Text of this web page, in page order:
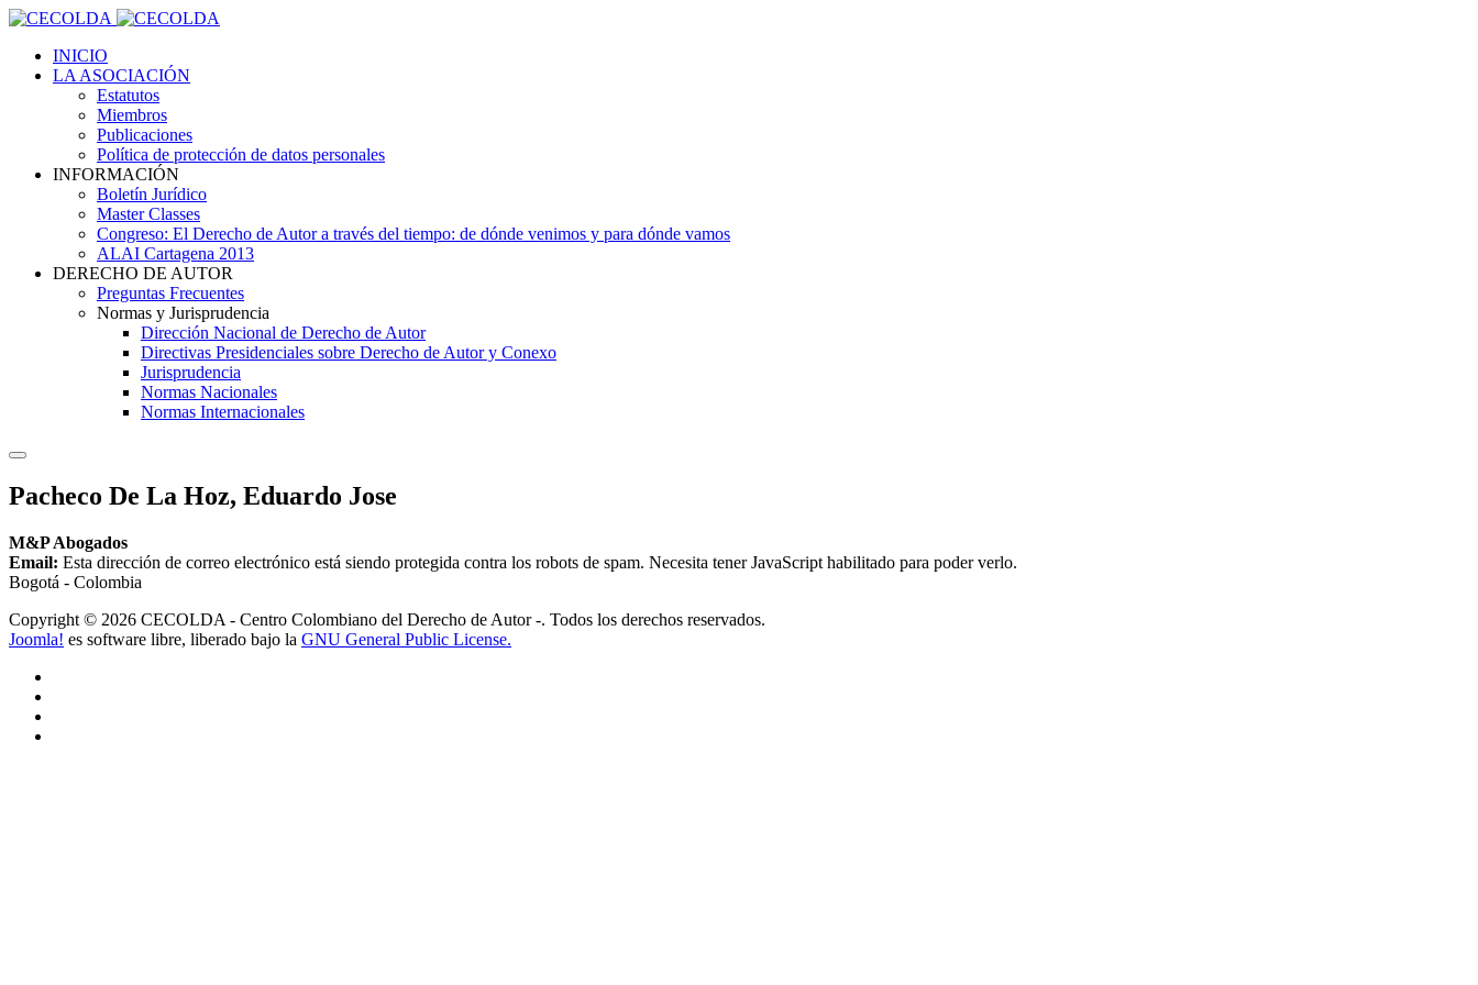
INICIO
LA ASOCIACIÓN
Estatutos
Miembros
Publicaciones
Política de protección de datos personales
INFORMACIÓN
Boletín Jurídico
Master Classes
Congreso: El Derecho de Autor a través del tiempo: de dónde venimos y para dónde vamos
ALAI Cartagena 2013
DERECHO DE AUTOR
Preguntas Frecuentes
Normas y Jurisprudencia
Dirección Nacional de Derecho de Autor
Directivas Presidenciales sobre Derecho de Autor y Conexo
Jurisprudencia
Normas Nacionales
Normas Internacionales
Pacheco De La Hoz, Eduardo Jose
M&P Abogados
Email: Esta dirección de correo electrónico está siendo protegida contra los robots de spam. Necesita tener JavaScript habilitado para poder verlo.
Bogotá - Colombia
Copyright © 2026 CECOLDA - Centro Colombiano del Derecho de Autor -. Todos los derechos reservados.
Joomla! es software libre, liberado bajo la GNU General Public License.